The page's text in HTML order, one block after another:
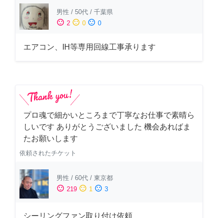
男性 / 50代 / 千葉県
sentiment_satisfied 2 sentiment_neutral 0 sentiment_dissatisfied 0
エアコン、IH等専用回線工事承ります
プロ魂で細かいところまで丁寧なお仕事で素晴ら
しいです ありがとうございました 機会あればま
たお願いします
依頼されたチケット
男性 / 60代 / 東京都
sentiment_satisfied 219 sentiment_neutral 1 sentiment_dissatisfied 3
シーリングファン取り付け依頼